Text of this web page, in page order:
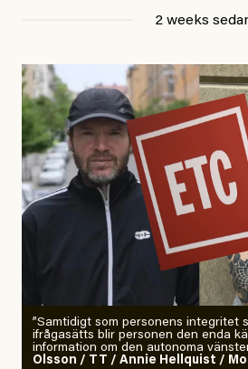
2 weeks
”Samtidigt som personens integritet
ifrågasätts blir personen den enda
information om den autonoma
Olsson / TT / Annie Hellquist /